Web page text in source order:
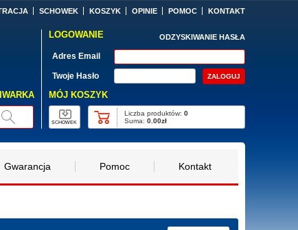
SCHOWEK KOSZYK OPINIE POMOC KONTAKT
LOGOWANIE ODZYSKIWANIE HASŁA
Adres Email
Twoje Hasło
MÓJ KOSZYK
SCHOWEK
Liczba produktów:0
Suma:0.00zł
Gwarancja Pomoc Kontakt